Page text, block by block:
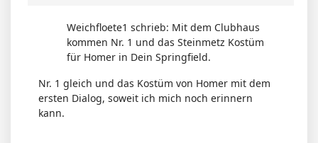
Weichfloete1 schrieb: Mit dem Clubhaus
kommen Nr. 1 und das Steinmetz Kostüm
für Homer in Dein Springfield.
Nr. 1 gleich und das Kostüm von Homer mit dem
ersten Dialog, soweit ich mich noch erinnern
kann.